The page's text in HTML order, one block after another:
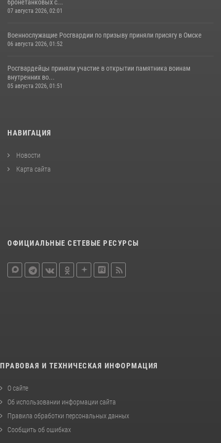
бронетанковых с...
07 августа 2026, 02:01
Военнослужащие Росгвардии по призыву приняли присягу в Омске
06 августа 2026, 01:52
Росгвардейцы приняли участие в открытии памятника воинам
внутренних во...
05 августа 2026, 01:51
НАВИГАЦИЯ
Новости
Карта сайта
ОФИЦИАЛЬНЫЕ СЕТЕВЫЕ РЕСУРСЫ
ПРАВОВАЯ И ТЕХНИЧЕСКАЯ ИНФОРМАЦИЯ
О сайте
Об использовании информации сайта
Правила обработки персональных данных
Сообщить об ошибках